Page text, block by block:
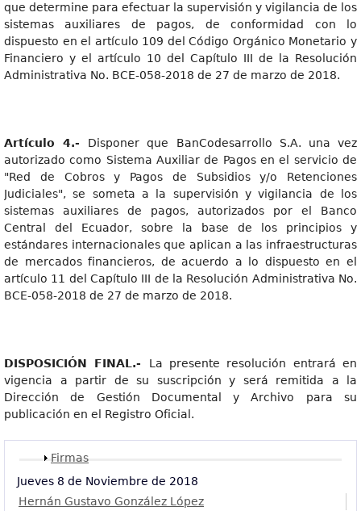
que determine para efectuar la supervisión y vigilancia de los
sistemas auxiliares de pagos, de conformidad con lo
dispuesto en el artículo 109 del Código Orgánico Monetario y
Financiero y el artículo 10 del Capítulo III de la Resolución
Administrativa No. BCE-058-2018 de 27 de marzo de 2018.
Artículo 4.- Disponer que BanCodesarrollo S.A. una vez
autorizado como Sistema Auxiliar de Pagos en el servicio de
"Red de Cobros y Pagos de Subsidios y/o Retenciones
Judiciales", se someta a la supervisión y vigilancia de los
sistemas auxiliares de pagos, autorizados por el Banco
Central del Ecuador, sobre la base de los principios y
estándares internacionales que aplican a las infraestructuras
de mercados financieros, de acuerdo a lo dispuesto en el
artículo 11 del Capítulo III de la Resolución Administrativa No.
BCE-058-2018 de 27 de marzo de 2018.
DISPOSICIÓN FINAL.- La presente resolución entrará en
vigencia a partir de su suscripción y será remitida a la
Dirección de Gestión Documental y Archivo para su
publicación en el Registro Oficial.
Mostrar
Firmas
Jueves 8 de Noviembre de 2018
Hernán Gustavo González López